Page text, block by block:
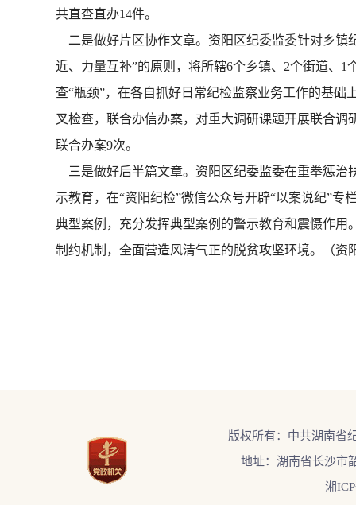
共直查直办14件。
二是做好片区协作文章。资阳区纪委监委针对乡镇
近、力量互补”的原则，将所辖6个乡镇、2个街道、
查“瓶颈”，在各自抓好日常纪检监察业务工作的基
叉检查，联合办信办案，对重大调研课题开展联合调
联合办案9次。
三是做好后半篇文章。资阳区纪委监委在重拳惩治
示教育，在“资阳纪检”微信公众号开辟“以案说纪”
典型案例，充分发挥典型案例的警示教育和震慑作
制约机制，全面营造风清气正的脱贫攻坚环境。（资
版权所有：中共湖南省
地址：湖南省长沙市
湘